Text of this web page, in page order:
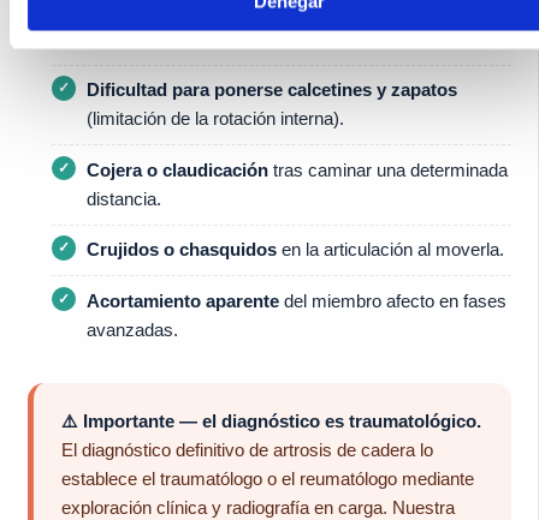
Dolor al subir y bajar escaleras
Dificultad para ponerse calcetines y zapatos
(limitación de la rotación interna).
Cojera o claudicacióntras caminar una determinada
distancia.
Crujidos o chasquidosen la articulación al moverla.
Acortamiento aparentedel miembro afecto en fases
avanzadas.
⚠️ Importante — el diagnóstico es traumatológico.
El diagnóstico definitivo de artrosis de cadera lo
establece el traumatólogo o el reumatólogo mediante
exploración clínica y radiografía en carga. Nuestra